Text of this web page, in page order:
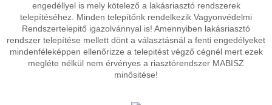
engedéllyel is mely kötelező a lakásriasztó rendszerek
telepítéséhez. Minden telepítőnk rendelkezik Vagyonvédelmi
Rendszertelepitő igazolvánnyal is! Amennyiben lakásriasztó
rendszer telepítése mellett dönt a választásnál a fenti engedélyeket
mindenféleképpen ellenőrizze a telepitést végző cégnél mert ezek
megléte nélkül nem érvényes a riasztórendszer MABISZ
minősitése!